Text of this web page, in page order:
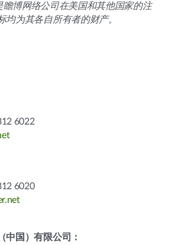
瞻博网络公司在美国和其他国家的注
均为其各自所有者的财产。
6022
6020
中国）有限公司：